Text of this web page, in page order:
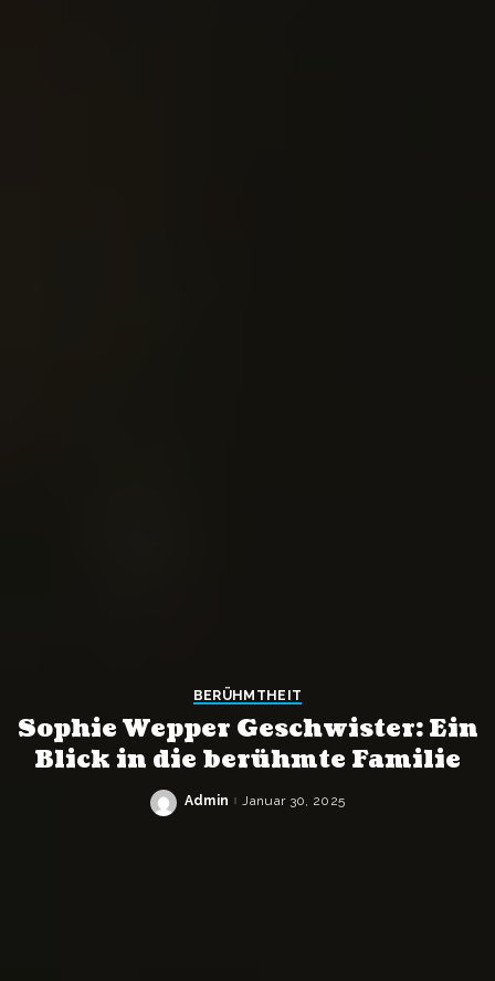
BERÜHMTHEIT
Sophie Wepper Geschwister: Ein
Blick in die berühmte Familie
Posted
Admin Januar 30, 2025